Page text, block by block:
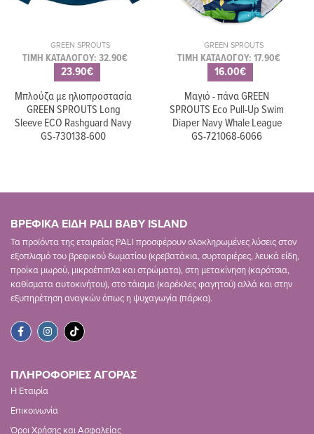
GREEN SPROUTS
ΤΙΜΗ ΚΑΤΑΛΟΓΟΥ: 32.90€
23.90€
Μπλούζα με ηλιοπροστασία
GREEN SPROUTS Long
Sleeve ECO Rashguard Navy
GS-730138-600
GREEN SPROUTS
ΤΙΜΗ ΚΑΤΑΛΟΓΟΥ: 17.90€
16.00€
Μαγιό - πάνα GREEN
SPROUTS Eco Pull-Up Swim
Diaper Navy Whale League
GS-721068-6066
ΒΡΕΦΙΚΑ ΕΙΔΗ PALI BABY ISLAND
Τα προϊόντα της εταιρείας PALI προσφέρουν ολοκληρωμένες λύσεις στον
εξοπλισμό του βρεφικού δωματίου (κρεβατάκια, συρταριέρες, λευκά είδη,
προίκα μωρού, μικροέπιπλα και στρώματα), στη μετακίνηση (καρότσια,
καθίσματα αυτοκινήτου), στο τάισμα (καρέκλες φαγητού) αλλά και στην
εξυπηρέτηση αναγκών όπως η ψυχαγωγία (πάρκα).
ΠΛΗΡΟΦΟΡΙΕΣ ΑΓΟΡΑΣ
Η Εταιρία
Επικοινωνία
Όροι Χρήσης και Ασφαλείας